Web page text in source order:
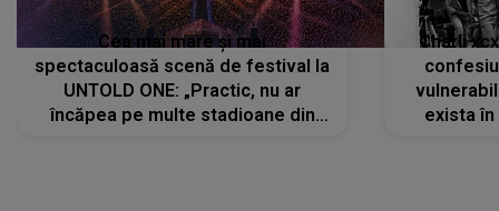
Cea mai mare și mai
spectaculoasă scenă de festival la
UNTOLD ONE: „Practic, nu ar
încăpea pe multe stadioane din
Charli
exista